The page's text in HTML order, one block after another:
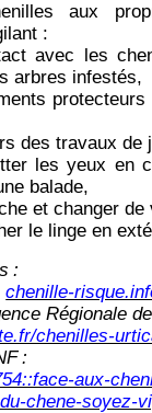
aux
:
avec les
arbres infestés,
des travaux de
les yeux en
balade,
et changer de
le linge en
:
chenille-
Régionale
chenilles-
:
aux-
chene-soyez-